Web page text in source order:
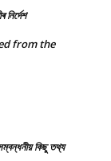
from the
কিছু তথ্য